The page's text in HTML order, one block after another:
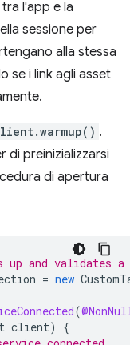
tra l'app e la
sessione per
alla stessa
se i link agli asset
.
di preinizializzarsi
di apertura
up and validates a
= new
(
client)
{